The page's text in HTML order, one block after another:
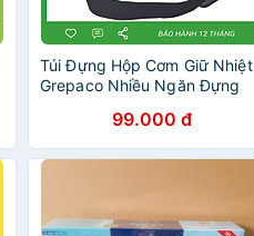
Túi Đựng Hộp Cơm Giữ Nhiệt
Grepaco Nhiều Ngăn Đựng
Phòng, Mẹ Bỉm Du Lịch – Vải
Bố Canvas, Kích Thước Size
To (Cỡ Lớn), Kiểu Quai Xách
Hãng
99.000 đ